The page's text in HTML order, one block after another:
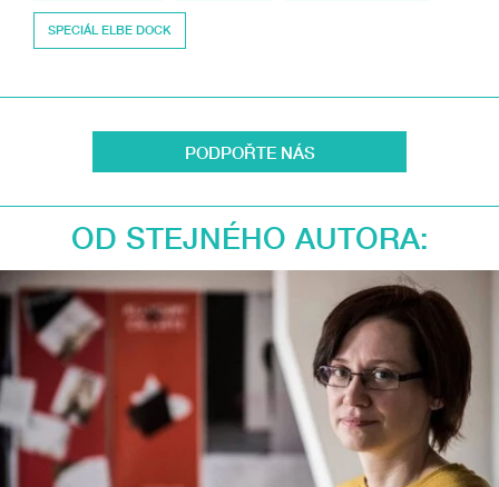
SPECIÁL ELBE DOCK
PODPOŘTE NÁS
OD STEJNÉHO AUTORA: